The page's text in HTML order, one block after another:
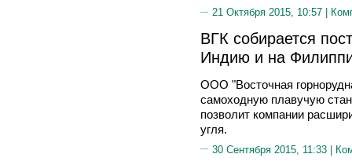
21 Октября 2015, 10:57 |
ВГК собирается
Индию и на
ООО "Восточная
самоходную плавучую
позволит компании
угля.
30 Сентября 2015, 11:33 |